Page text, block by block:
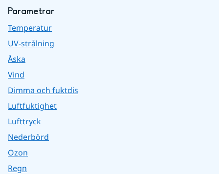
Parametrar
Temperatur
UV-strålning
Åska
Vind
Dimma och fuktdis
Luftfuktighet
Lufttryck
Nederbörd
Ozon
Regn